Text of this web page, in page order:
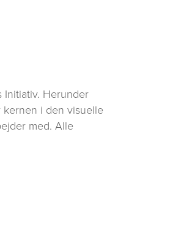
Herunder
kernen i den visuelle
med. Alle